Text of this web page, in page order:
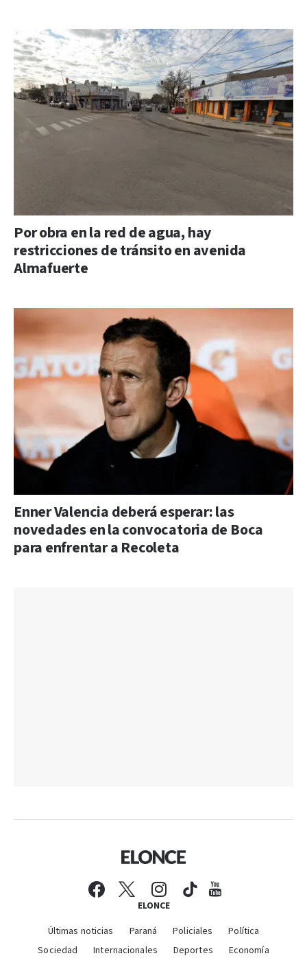
Por obra en la red de agua, hay
restricciones de tránsito en avenida
Almafuerte
Enner Valencia deberá esperar: las
novedades en la convocatoria de Boca
para enfrentar a Recoleta
ELONCE
Últimas noticias Paraná Policiales
Política
Sociedad
Internacionales Deportes Economía